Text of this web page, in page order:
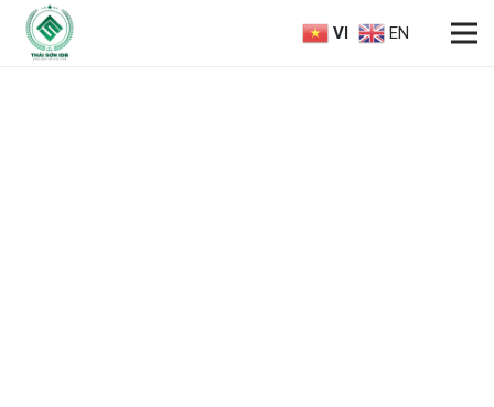
VI EN